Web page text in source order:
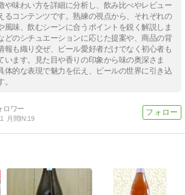
や味わい方を詳細に分析し、飲み比べやレビュー
るコンテンツです。熟練の視点から、それぞれの
風味、飲むシーンに合うポイントを鋭く解説しま
どのシチュエーションに応じた提案や、商品の背
報も織り交ぜ、ビール愛好者だけでなく初心者も
います。見た目や香りの印象から味の奥深さま
体的な表現で魅力を伝え、ビールの世界に引き込
月間IN:19